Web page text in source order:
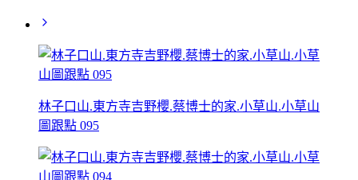
林子口山.東方寺吉野櫻.蔡博士的家.小草山.小草山
圖跟點 095